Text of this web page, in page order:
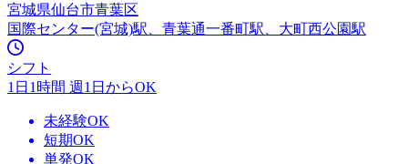
宮城県仙台市青葉区
国際センター(宮城)駅、青葉通一番町駅、大町西公園駅
シフト
1日1時間 週1日からOK
未経験OK
短期OK
単発OK